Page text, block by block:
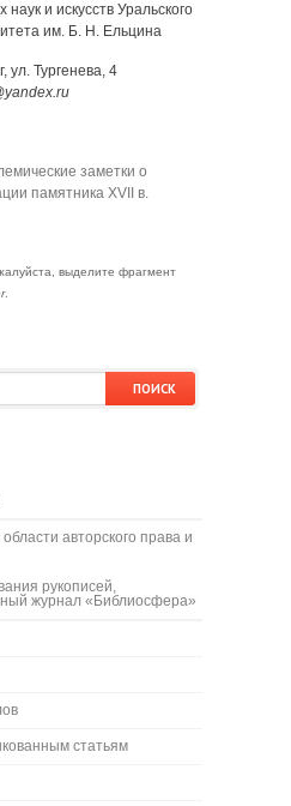
и искусств Уральского
им. Б. Н. Ельцина
ул. Тургенева, 4
заметки о
памятника XVII в.
выделите фрагмент
.
авторского права и
рукописей,
журнал «Библиосфера»
статьям